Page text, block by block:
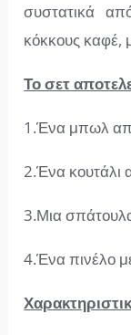
συστατικά
κόκκους καφέ,
Το σετ
1.Ένα μπωλ
2.Ένα
3.Μια
4.Ένα πινέλο